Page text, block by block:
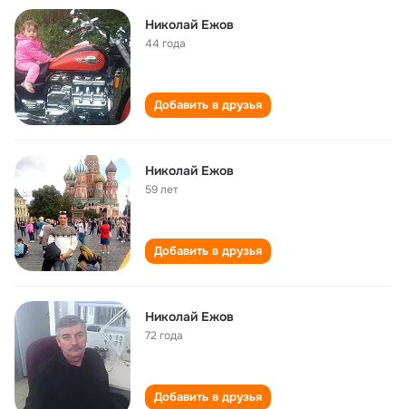
Николай Ежов
44 года
Добавить в друзья
Николай Ежов
59 лет
Добавить в друзья
Николай Ежов
72 года
Добавить в друзья